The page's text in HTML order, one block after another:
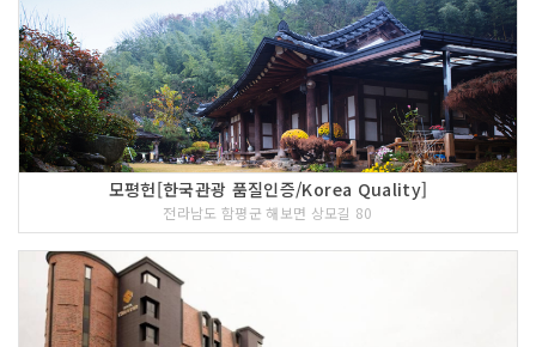
모평헌[한국관광 품질인증/Korea Quality]
전라남도 함평군 해보면 상모길 80